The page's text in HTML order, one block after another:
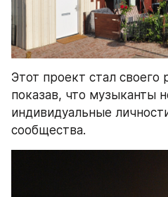
Этот проект стал своего
показав, что музыканты
индивидуальные
сообщества.